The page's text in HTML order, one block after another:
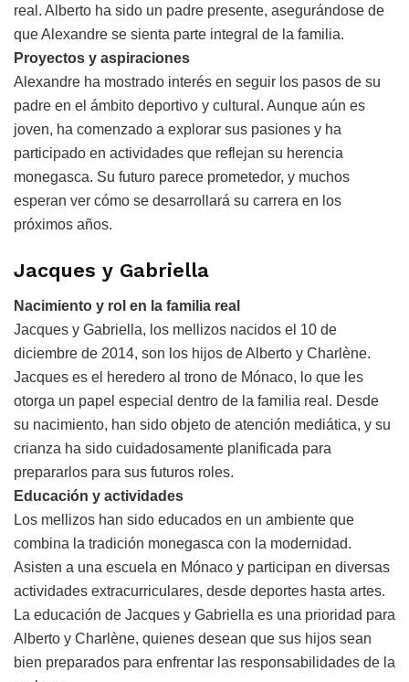
real. Alberto ha sido un padre presente, asegurándose de
que Alexandre se sienta parte integral de la familia.
Proyectos y aspiraciones
Alexandre ha mostrado interés en seguir los pasos de su
padre en el ámbito deportivo y cultural. Aunque aún es
joven, ha comenzado a explorar sus pasiones y ha
participado en actividades que reflejan su herencia
monegasca. Su futuro parece prometedor, y muchos
esperan ver cómo se desarrollará su carrera en los
próximos años.
Jacques y Gabriella
Nacimiento y rol en la familia real
Jacques y Gabriella, los mellizos nacidos el 10 de
diciembre de 2014, son los hijos de Alberto y Charlène.
Jacques es el heredero al trono de Mónaco, lo que les
otorga un papel especial dentro de la familia real. Desde
su nacimiento, han sido objeto de atención mediática, y su
crianza ha sido cuidadosamente planificada para
prepararlos para sus futuros roles.
Educación y actividades
Los mellizos han sido educados en un ambiente que
combina la tradición monegasca con la modernidad.
Asisten a una escuela en Mónaco y participan en diversas
actividades extracurriculares, desde deportes hasta artes.
La educación de Jacques y Gabriella es una prioridad para
Alberto y Charlène, quienes desean que sus hijos sean
bien preparados para enfrentar las responsabilidades de la